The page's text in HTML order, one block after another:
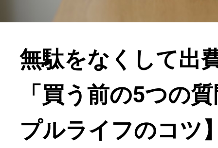
無駄をなくして出
「買う前の5つの
プルライフのコツ